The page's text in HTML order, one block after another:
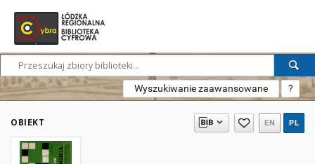
Wyszukiwanie zaawansowane ?
OBIEKT EN PL